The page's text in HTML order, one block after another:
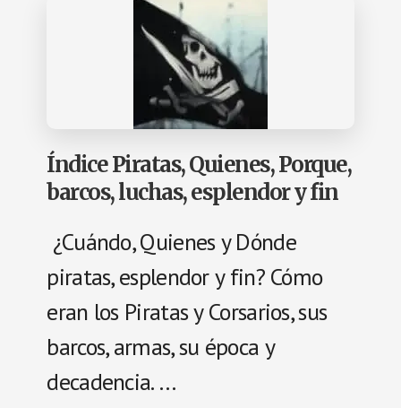
Índice Piratas, Quienes, Porque,
barcos, luchas, esplendor y fin
¿Cuándo, Quienes y Dónde
piratas, esplendor y fin? Cómo
eran los Piratas y Corsarios, sus
barcos, armas, su época y
decadencia. …